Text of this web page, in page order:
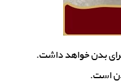
بدن خواهد داشت.
است.